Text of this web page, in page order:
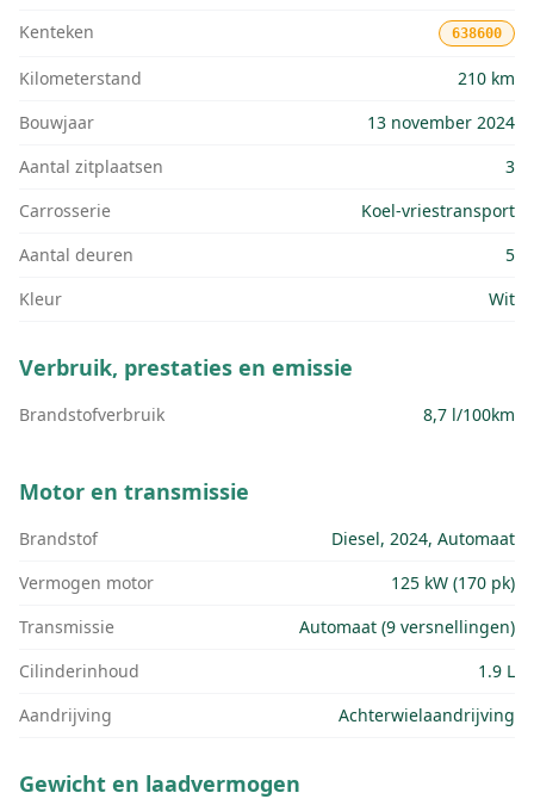
Kenteken
638600
Kilometerstand
210 km
Bouwjaar
13 november 2024
Aantal zitplaatsen
3
Carrosserie
Koel-vriestransport
Aantal deuren
5
Kleur
Wit
Verbruik, prestaties en emissie
Brandstofverbruik 8,7 l/100km
Motor en transmissie
Brandstof
Diesel, 2024, Automaat
Vermogen motor
125 kW (170 pk)
Transmissie
Automaat (9 versnellingen)
Cilinderinhoud
1.9 L
Aandrijving
Achterwielaandrijving
Gewicht en laadvermogen